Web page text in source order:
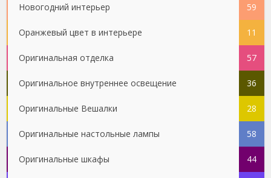
Новогодний интерьер 59
Оранжевый цвет в интерьере 11
Оригинальная отделка 57
Оригинальное внутреннее освещение 36
Оригинальные Вешалки 28
Оригинальные настольные лампы 58
Оригинальные шкафы 44